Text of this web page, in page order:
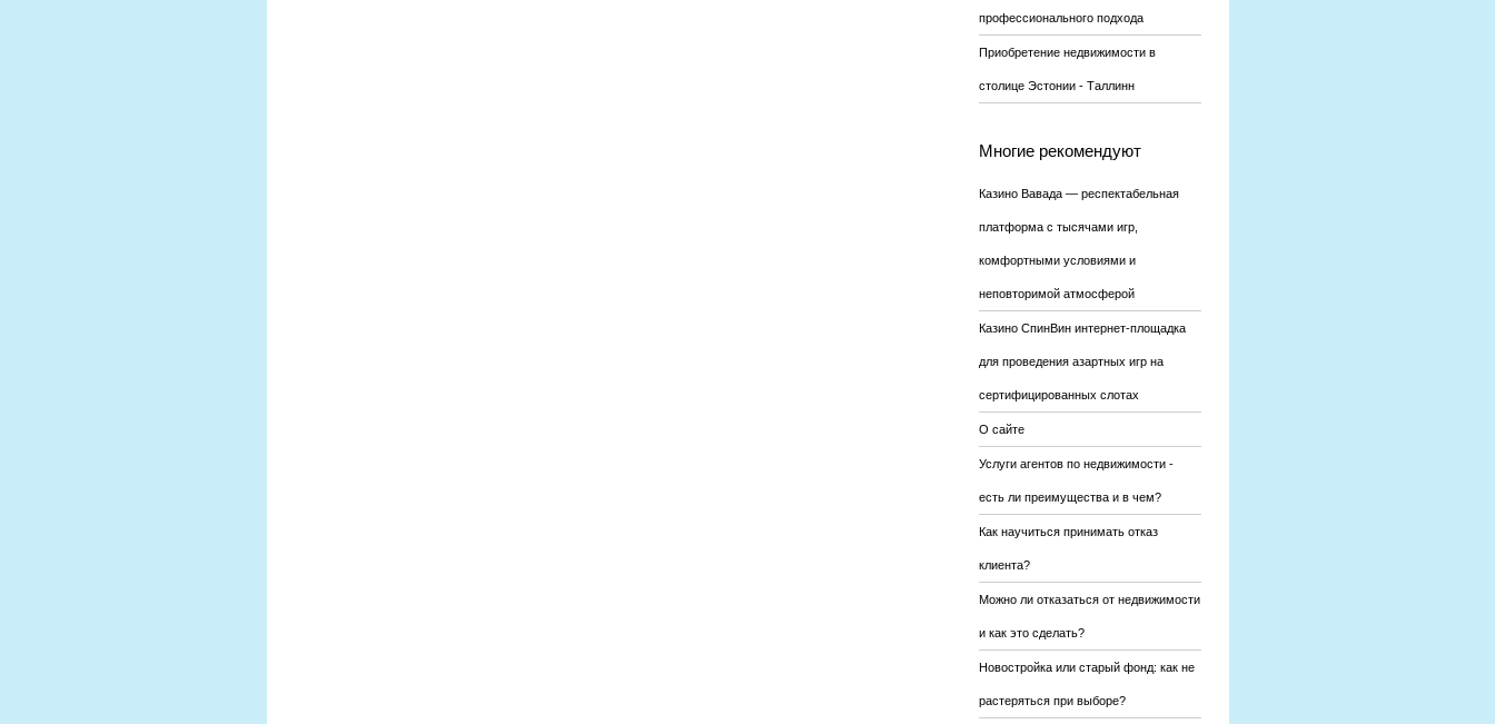
профессионального подхода
Приобретение недвижимости в
столице Эстонии - Таллинн
Многие рекомендуют
Казино Вавада — респектабельная
платформа с тысячами игр,
комфортными условиями и
неповторимой атмосферой
Казино СпинВин интернет-площадка
для проведения азартных игр на
сертифицированных слотах
О сайте
Услуги агентов по недвижимости -
есть ли преимущества и в чем?
Как научиться принимать отказ
клиента?
Можно ли отказаться от недвижимости
и как это сделать?
Новостройка или старый фонд: как не
растеряться при выборе?